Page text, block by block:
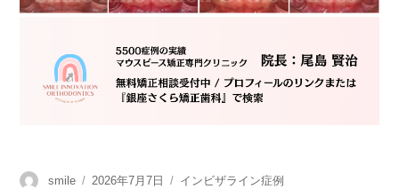
投
smile
投
2026年7月7日
カ
インビザライン症例